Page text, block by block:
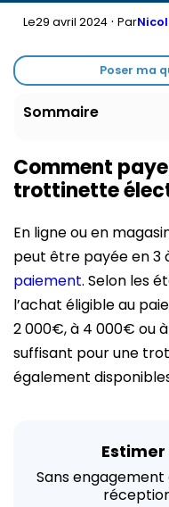
Le29 avril 2024· Par
Poser ma
Sommaire
Comment
trottinette
En ligne ou en
peut être payée en 3
paiement. Selon les
l’achat éligible au
2 000€, à 4 000€ ou
suffisant pour une
également
Sans